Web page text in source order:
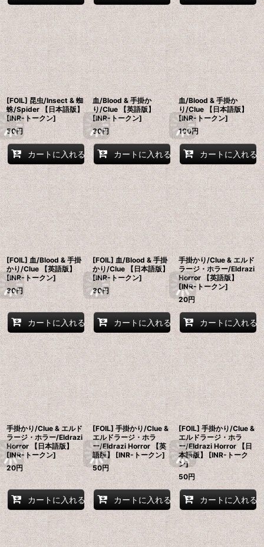
[FOIL] 昆虫/Insect & 蜘
蛛/Spider 【日本語版】
[INR-トークン]
50円
カートに入れる
血/Blood & 手掛か
り/Clue 【英語版】
[INR-トークン]
30円
カートに入れる
血/Blood & 手掛か
り/Clue 【日本語版】
[INR-トークン]
100円
カートに入れる
[FOIL] 血/Blood & 手掛
かり/Clue 【英語版】
[INR-トークン]
80円
カートに入れる
[FOIL] 血/Blood & 手掛
かり/Clue 【日本語版】
[INR-トークン]
80円
カートに入れる
手掛かり/Clue & エルド
ラージ・ホラー/Eldrazi
Horror 【英語版】
[INR-トークン]
20円
カートに入れる
手掛かり/Clue & エルド
ラージ・ホラー/Eldrazi
Horror 【日本語版】
[INR-トークン]
20円
カートに入れる
[FOIL] 手掛かり/Clue &
エルドラージ・ホラ
ー/Eldrazi Horror 【英
語版】 [INR-トークン]
50円
カートに入れる
[FOIL] 手掛かり/Clue &
エルドラージ・ホラ
ー/Eldrazi Horror 【日
本語版】 [INR-トーク
ン]
50円
カートに入れる